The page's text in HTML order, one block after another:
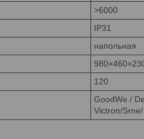
>6000
IP31
напольная
120
GoodWe /
Victron/